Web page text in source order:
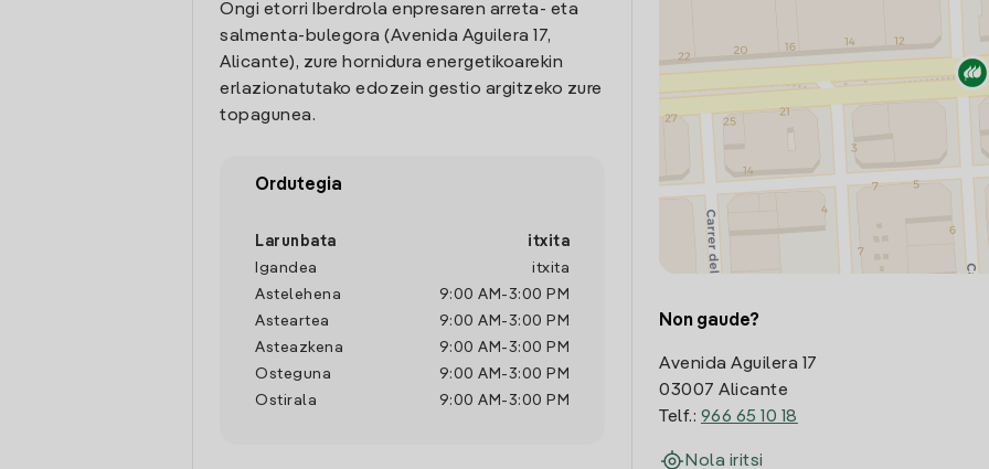
Ongi etorri Iberdrola enpresaren arreta- eta
salmenta-bulegora (Avenida Aguilera 17,
Alicante), zure hornidura energetikoarekin
erlazionatutako edozein gestio argitzeko zure
topagunea.
Ordutegia
Larunbata
itxita
Igandea
itxita
Astelehena
9:00 AM -3:00 PM
Asteartea
9:00 AM -3:00 PM
Asteazkena
9:00 AM -3:00 PM
Osteguna
9:00 AM -3:00 PM
Ostirala
9:00 AM -3:00 PM
Non gaude?
Avenida Aguilera 17
03007 Alicante
Telf.: 966 65 10 18
Nola iritsi